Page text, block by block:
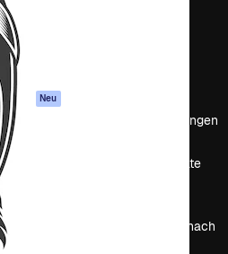
Neu
Richtlinie
Veranstaltungen
Deine Inhalte
Suchst du nach